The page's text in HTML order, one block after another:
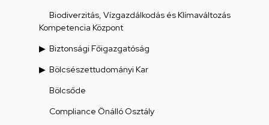
Biodiverzitás, Vízgazdálkodás és Klímaváltozás
Kompetencia Központ
Biztonsági Főigazgatóság
Bölcsészettudományi Kar
Bölcsőde
Compliance Önálló Osztály